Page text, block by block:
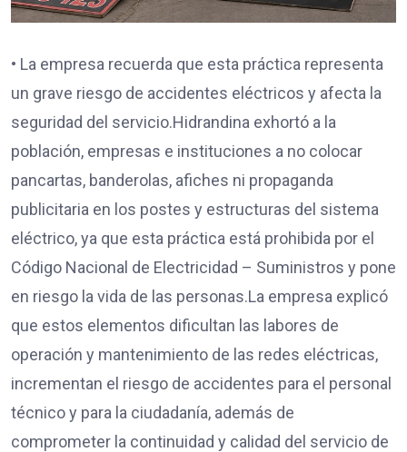
• La empresa recuerda que esta práctica representa
un grave riesgo de accidentes eléctricos y afecta la
seguridad del servicio.Hidrandina exhortó a la
población, empresas e instituciones a no colocar
pancartas, banderolas, afiches ni propaganda
publicitaria en los postes y estructuras del sistema
eléctrico, ya que esta práctica está prohibida por el
Código Nacional de Electricidad – Suministros y pone
en riesgo la vida de las personas.La empresa explicó
que estos elementos dificultan las labores de
operación y mantenimiento de las redes eléctricas,
incrementan el riesgo de accidentes para el personal
técnico y para la ciudadanía, además de
comprometer la continuidad y calidad del servicio de